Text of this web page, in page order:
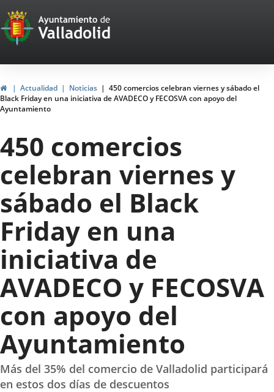
Portal
Web
del
Ayuntamiento
de
Valladolid
InicioActualidad Noticias
450 comercios celebran viernes y sábado el
Black Friday en una iniciativa de AVADECO y FECOSVA con apoyo del
Ayuntamiento
450 comercios
celebran viernes y
sábado el Black
Friday en una
iniciativa de
AVADECO y FECOSVA
con apoyo del
Ayuntamiento
Más del 35% del comercio de Valladolid participará
en estos dos días de descuentos